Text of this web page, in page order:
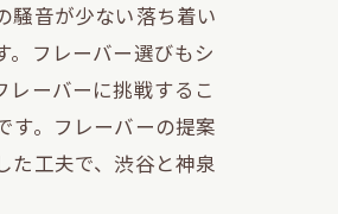
騒音が少ない落ち着い
フレーバー選びもシ
ーバーに挑戦するこ
す。フレーバーの提案
た工夫で、渋谷と神泉